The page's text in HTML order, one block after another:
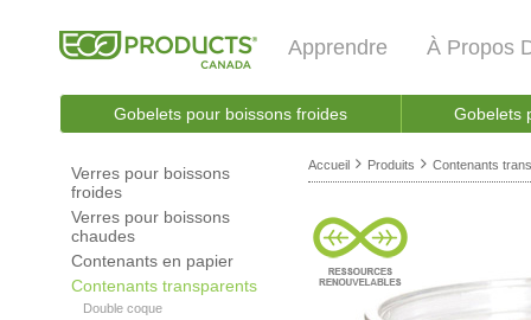
Apprendre À Propos
Gobelets pour boissons froides Gobelets
Verres pour boissons
froides
Verres pour boissons
chaudes
Contenants en papier
Contenants transparents
Double coque
Accueil Produits Contenants